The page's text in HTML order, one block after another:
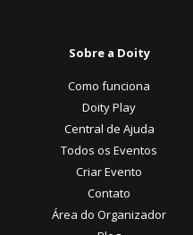
Sobre a Doity
Como funciona
Doity Play
Central de Ajuda
Todos os Eventos
Criar Evento
Contato
Área do Organizador